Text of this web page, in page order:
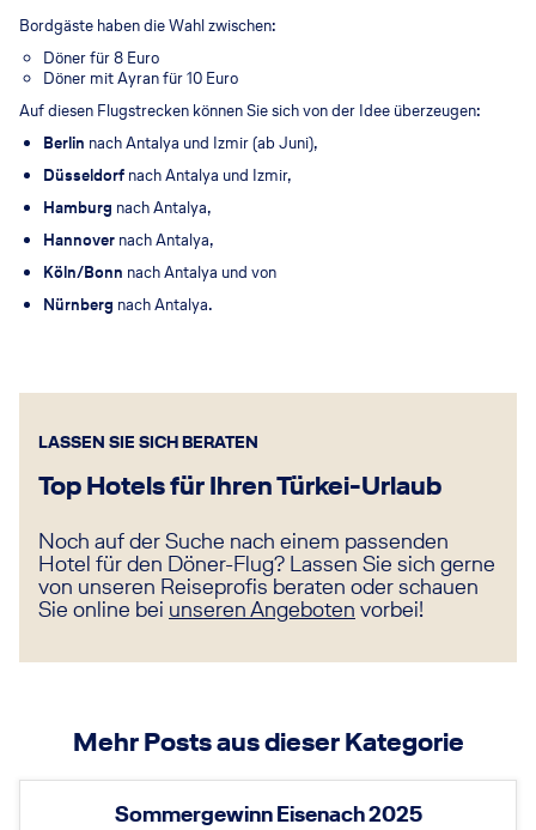
Bordgäste haben die Wahl zwischen:
Döner für 8 Euro
Döner mit Ayran für 10 Euro
Auf diesen Flugstrecken können Sie sich von der Idee überzeugen:
Berlin nach Antalya und Izmir (ab Juni),
Düsseldorf nach Antalya und Izmir,
Hamburg nach Antalya,
Hannover nach Antalya,
Köln/Bonn nach Antalya und von
Nürnberg nach Antalya.
LASSEN SIE SICH BERATEN
Top Hotels für Ihren Türkei-Urlaub
Noch auf der Suche nach einem passenden
Hotel für den Döner-Flug? Lassen Sie sich gerne
von unseren Reiseprofis beraten oder schauen
Sie online bei unseren Angeboten vorbei!
Mehr Posts aus dieser Kategorie
Sommergewinn Eisenach 2025